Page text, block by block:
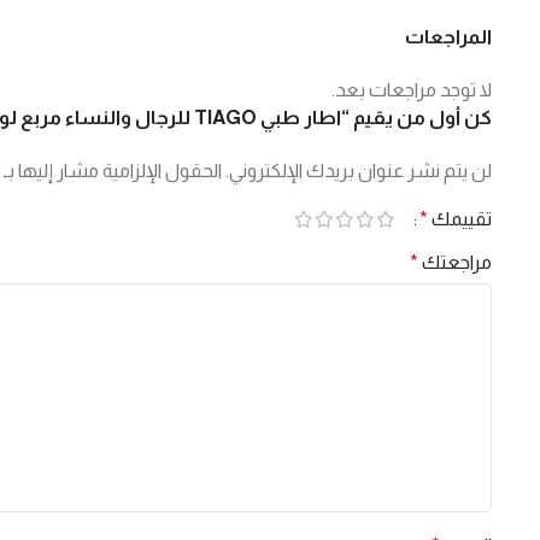
المراجعات
لا توجد مراجعات بعد.
كن أول من يقيم “اطار طبي TIAGO للرجال والنساء مربع لون ذهبي – SW10012 C1”
لن يتم نشر عنوان بريدك الإلكتروني. الحقول الإلزامية مشار إليها بـ
تقييمك *
مراجعتك *